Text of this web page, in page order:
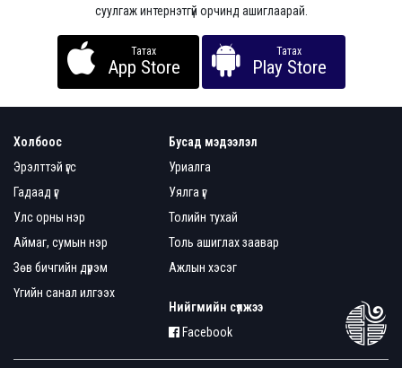
суулгаж интернэтгүй орчинд ашиглаарай.
Татах
App Store
Татах
Play Store
Холбоос
Эрэлттэй үгс
Гадаад үг
Улс орны нэр
Аймаг, сумын нэр
Зөв бичгийн дүрэм
Үгийн санал илгээх
Бусад мэдээлэл
Уриалга
Уялга үг
Толийн тухай
Толь ашиглах заавар
Ажлын хэсэг
Нийгмийн сүлжээ
Facebook